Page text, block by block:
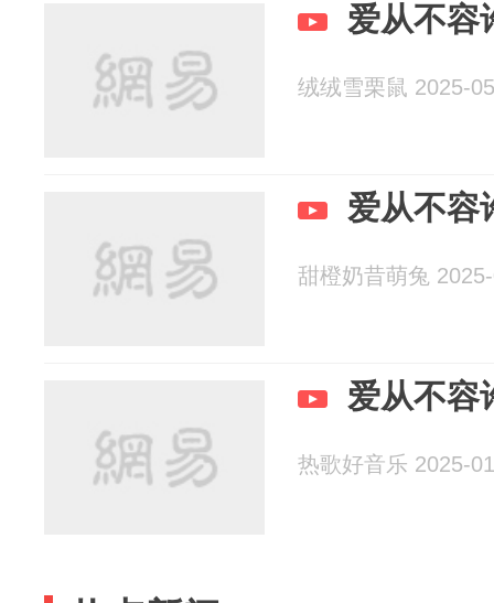
爱从不容
绒绒雪栗鼠 2025-
爱从不容
甜橙奶昔萌兔
爱从不
热歌好音乐 2025-